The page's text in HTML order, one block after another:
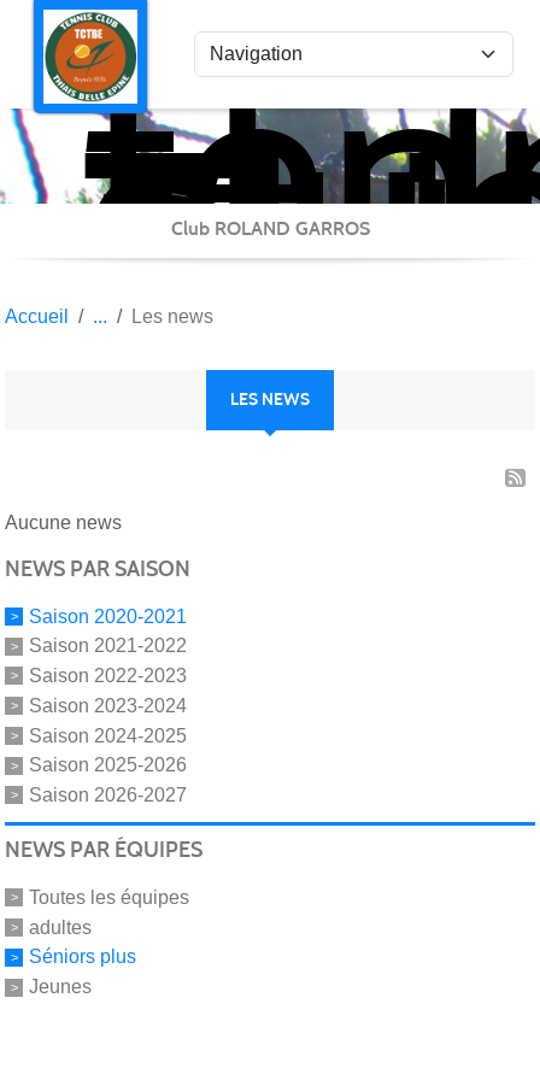
Club ROLAND GARROS
Accueil Les news
LES NEWS
Aucune news
NEWS PAR SAISON
Saison 2020-2021
Saison 2021-2022
Saison 2022-2023
Saison 2023-2024
Saison 2024-2025
Saison 2025-2026
Saison 2026-2027
NEWS PAR ÉQUIPES
Toutes les équipes
adultes
Séniors plus
Jeunes
Panneau de gestion des cookies